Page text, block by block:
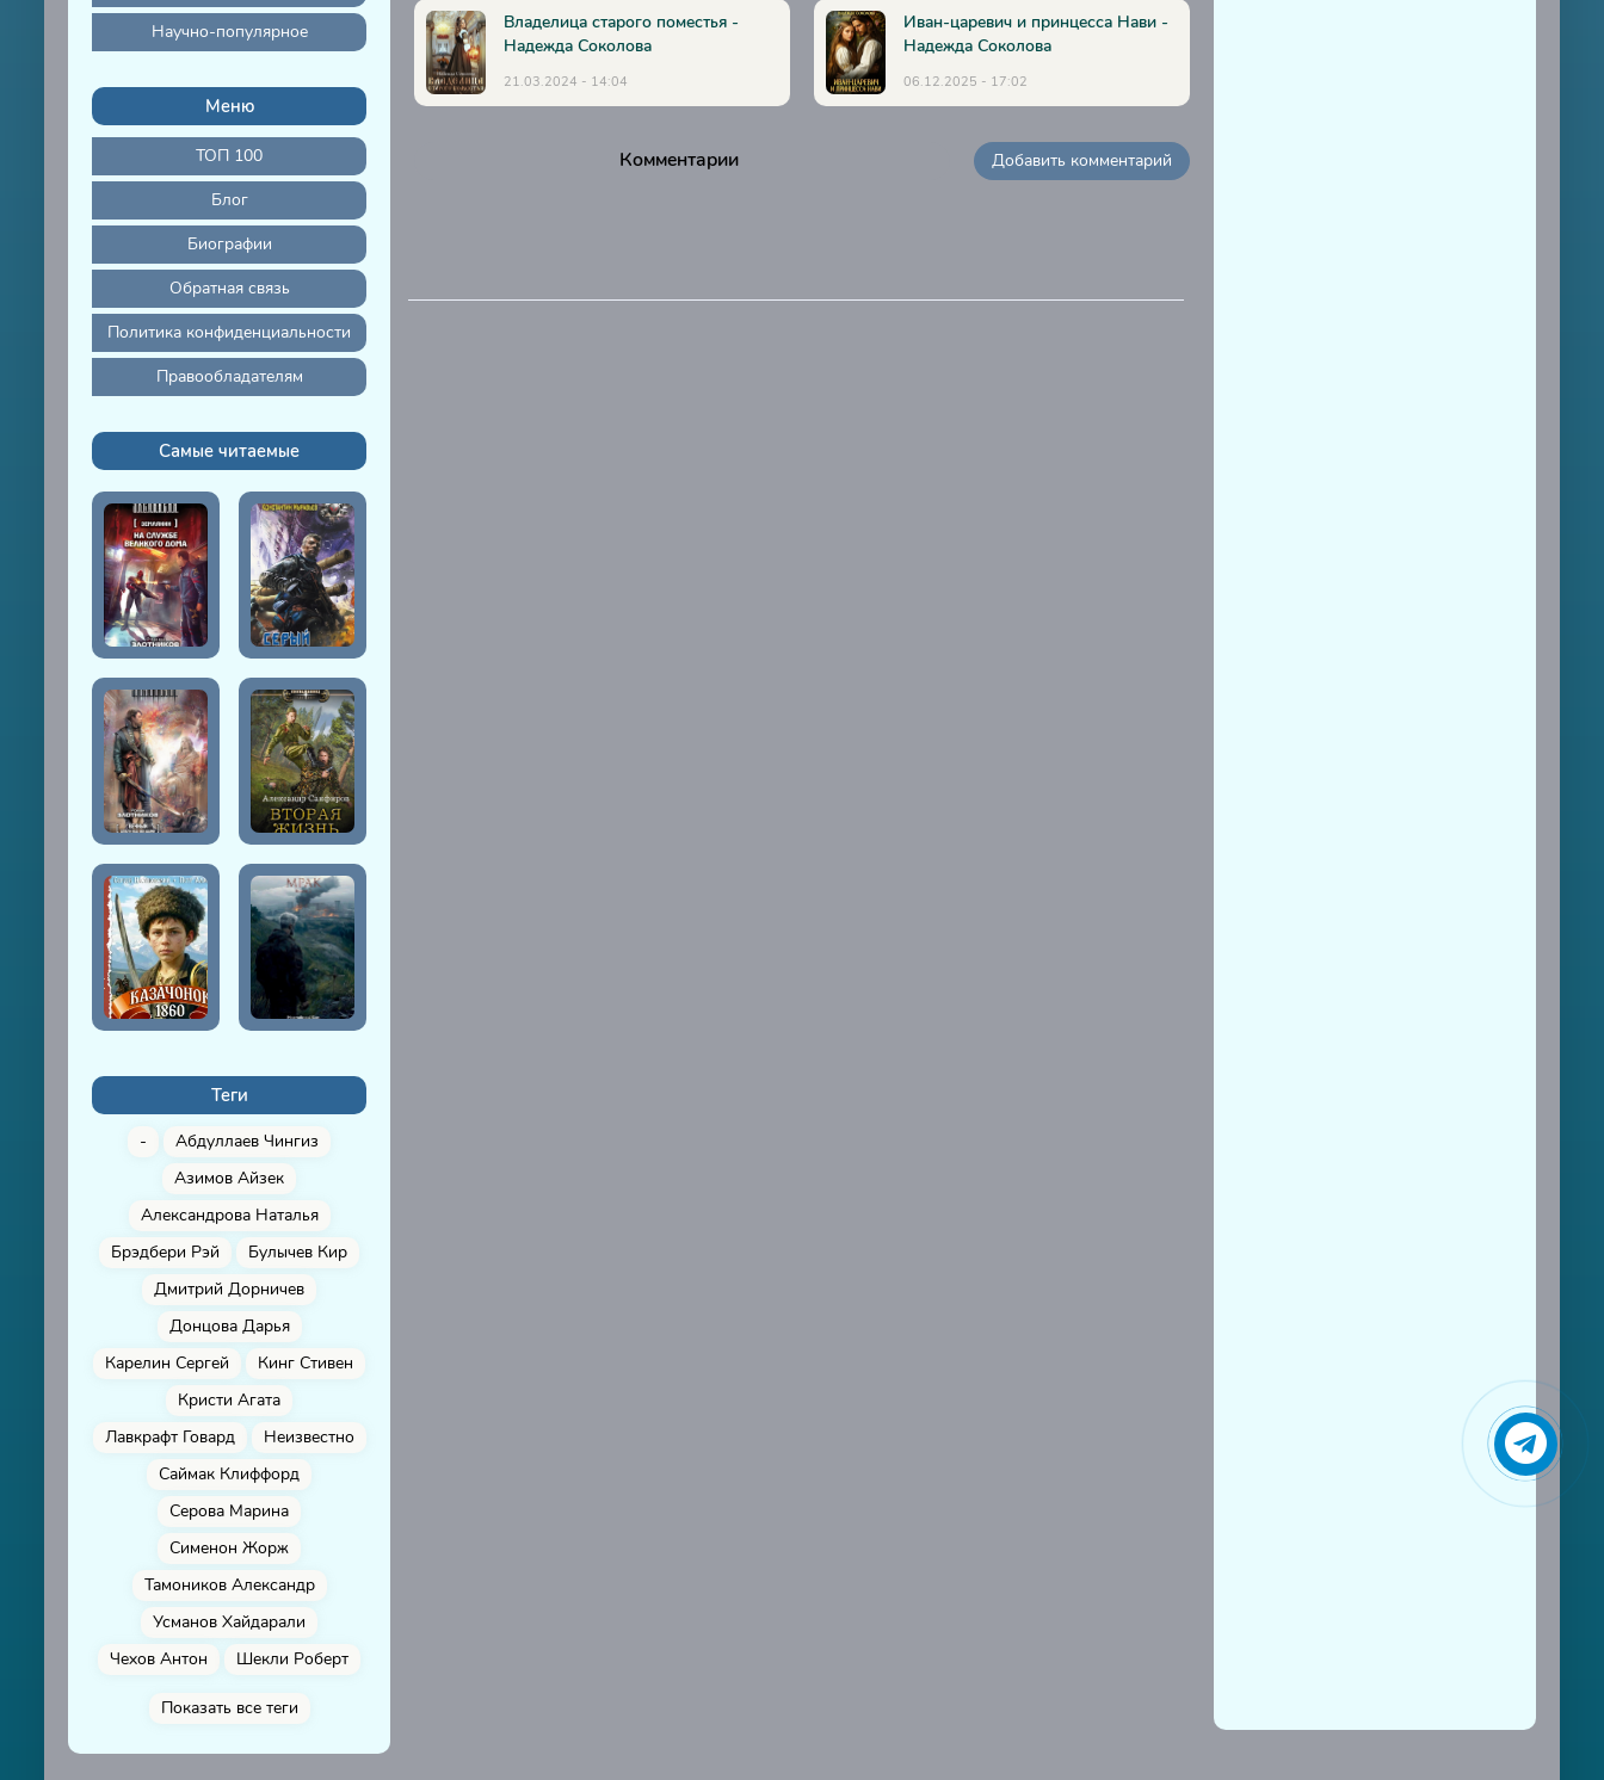
Научно-популярное
Меню
ТОП 100
Блог
Биографии
Обратная связь
Политика конфиденциальности
Правообладателям
Самые читаемые
Теги
-
Абдуллаев Чингиз
Азимов Айзек
Александрова Наталья
Брэдбери Рэй
Булычев Кир
Дмитрий Дорничев
Донцова Дарья
Карелин Сергей
Кинг Стивен
Кристи Агата
Лавкрафт Говард
Неизвестно
Саймак Клиффорд
Серова Марина
Сименон Жорж
Тамоников Александр
Усманов Хайдарали
Чехов Антон
Шекли Роберт
Показать все теги
Глава 27
Глава 28
Глава 29
Глава 34
Владелица старого поместья -
Надежда Соколова
21.03.2024 - 14:04
Иван-царевич и принцесса Нави -
Надежда Соколова
06.12.2025 - 17:02
Комментарии Добавить комментарий